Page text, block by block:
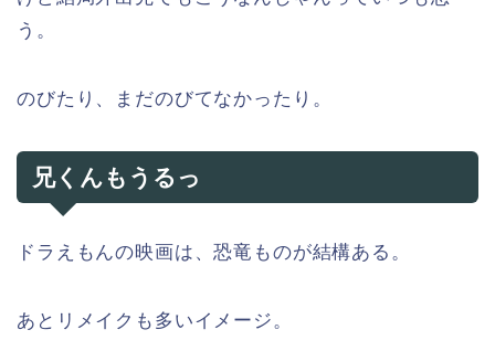
う。
のびたり、まだのびてなかったり。
兄くんもうるっ
ドラえもんの映画は、恐竜ものが結構ある。
あとリメイクも多いイメージ。